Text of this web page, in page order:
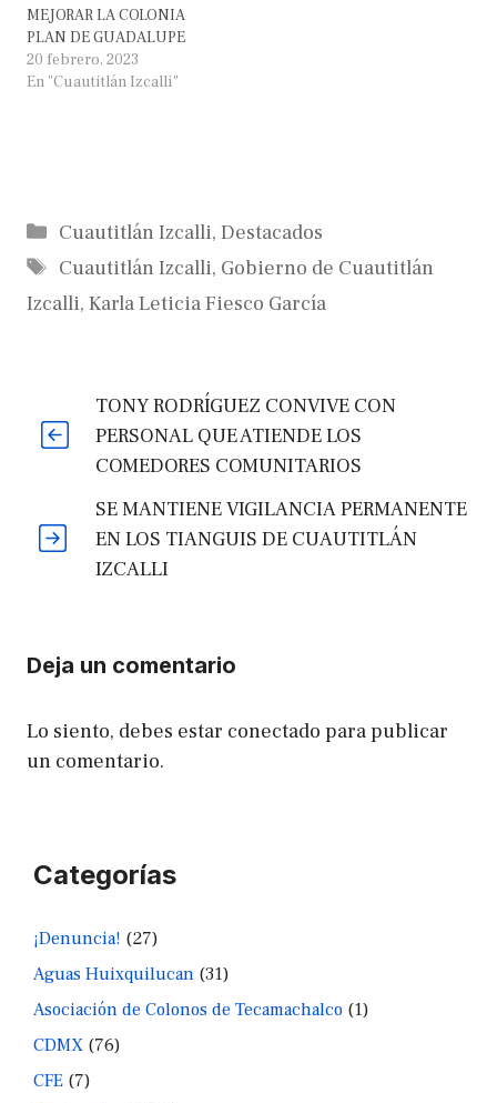
MEJORAR LA COLONIA
PLAN DE GUADALUPE
20 febrero, 2023
En "Cuautitlán Izcalli"
Categorías
Cuautitlán Izcalli, Destacados
Etiquetas
Cuautitlán Izcalli, Gobierno de Cuautitlán
Izcalli, Karla Leticia Fiesco García
TONY RODRÍGUEZ CONVIVE CON
PERSONAL QUE ATIENDE LOS
COMEDORES COMUNITARIOS
SE MANTIENE VIGILANCIA PERMANENTE
EN LOS TIANGUIS DE CUAUTITLÁN
IZCALLI
Deja un comentario
Lo siento, debes estar conectado para publicar
un comentario.
Categorías
¡Denuncia! (27)
Aguas Huixquilucan (31)
Asociación de Colonos de Tecamachalco (1)
CDMX (76)
CFE (7)